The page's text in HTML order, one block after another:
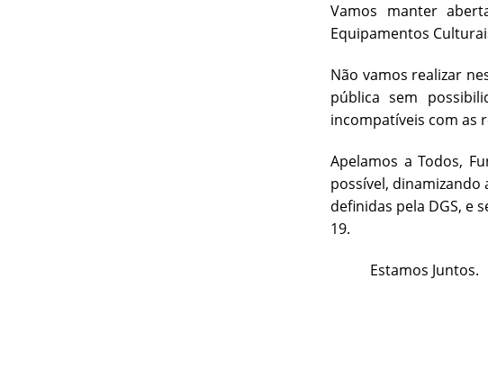
Vamos manter
Equipamentos
Não vamos realizar
pública sem
incompatíveis com as
Apelamos a Todos,
possível,
definidas pela DGS, e
19.
Estamos Juntos.